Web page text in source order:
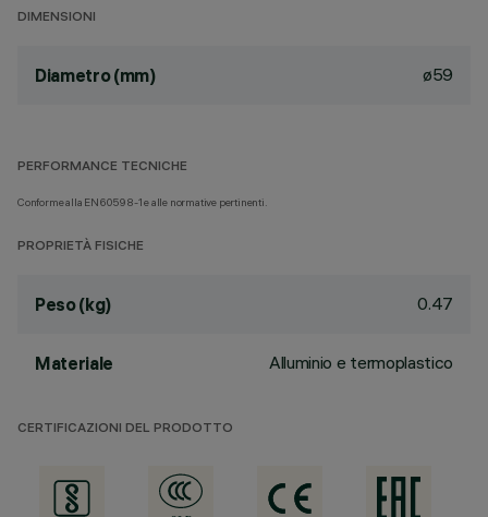
DIMENSIONI
Diametro (mm) ø59
PERFORMANCE TECNICHE
Conforme alla EN60598-1 e alle normative pertinenti.
PROPRIETÀ FISICHE
Peso (kg) 0.47
Materiale Alluminio e termoplastico
CERTIFICAZIONI DEL PRODOTTO